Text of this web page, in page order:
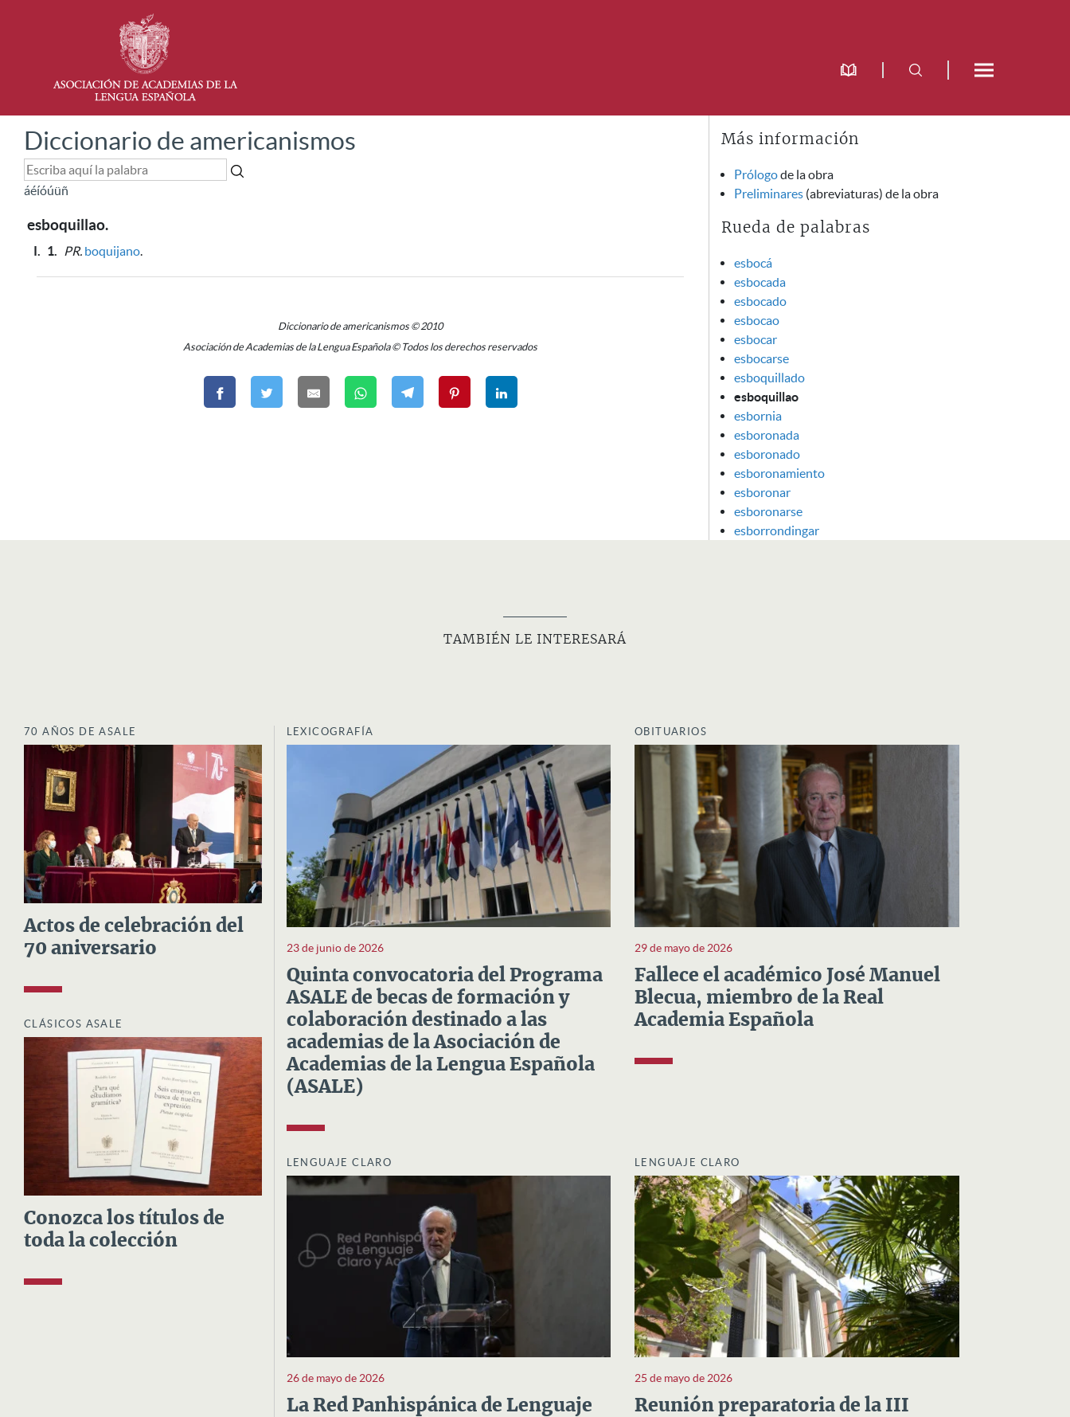
Diccionario de americanismos
áéíóúüñ
esboquillao.
I. 1. PR. boquijano.
Diccionario de americanismos © 2010
Asociación de Academias de la Lengua Española © Todos los derechos reservados
Más información
Prólogode la obra
Preliminares (abreviaturas) de la obra
Rueda de palabras
esbocá
esbocada
esbocado
esbocao
esbocar
esbocarse
esboquillado
esboquillao
esbornia
esboronada
esboronado
esboronamiento
esboronar
esboronarse
esborrondingar
TAMBIÉN LE INTERESARÁ
70 AÑOS DE ASALE
Actos de celebración del
70 aniversario
CLÁSICOS ASALE
Conozca los títulos de
toda la colección
LEXICOGRAFÍA
23 de junio de 2026
Quinta convocatoria del Programa
ASALE de becas de formación y
colaboración destinado a las
academias de la Asociación de
Academias de la Lengua Española
(ASALE)
OBITUARIOS
29 de mayo de 2026
Fallece el académico José Manuel
Blecua, miembro de la Real
Academia Española
LENGUAJE CLARO
26 de mayo de 2026
La Red Panhispánica de Lenguaje
LENGUAJE CLARO
25 de mayo de 2026
Reunión preparatoria de la III